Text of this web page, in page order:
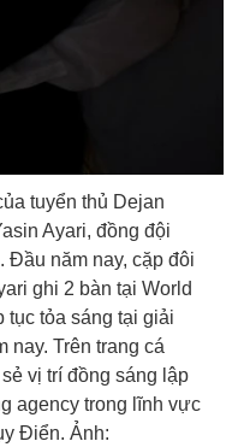
tuyển thủ Dejan
Ayari, đồng đội
Đầu năm nay, cặp đôi
ghi 2 bàn tại World
tỏa sáng tại giải
nay. Trên trang cá
vị trí đồng sáng lập
agency trong lĩnh vực
Điển. Ảnh: